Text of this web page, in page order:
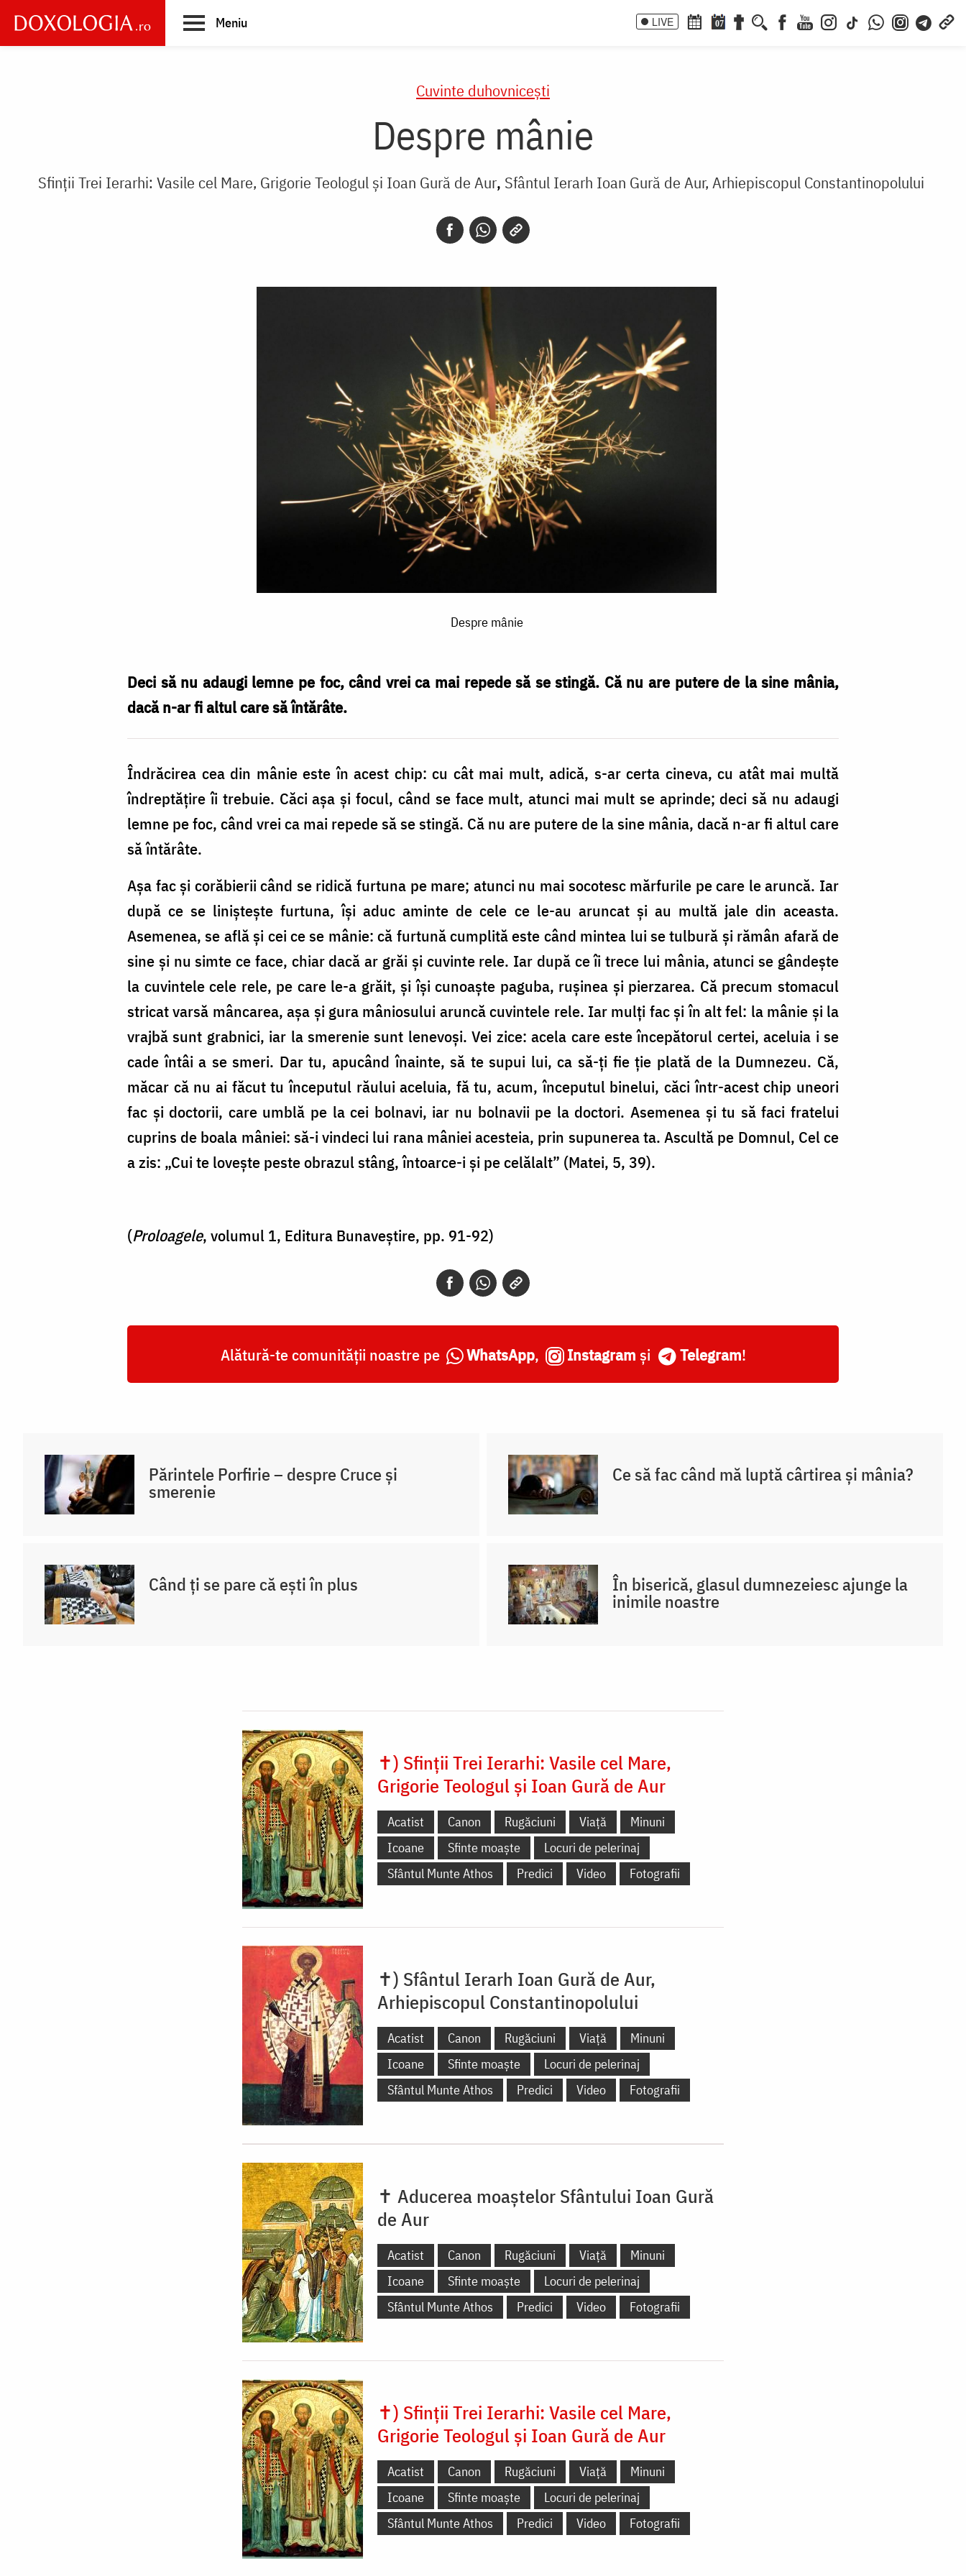
main
Meniu LIVE 07
Cuvinte duhovnicești
Despre mânie
Sfinții Trei Ierarhi: Vasile cel Mare, Grigorie Teologul și Ioan Gură de Aur Sfântul Ierarh Ioan Gură de Aur, Arhiepiscopul Constantinopolului
Despre mânie
Deci să nu adaugi lemne pe foc, când vrei ca mai repede să se stingă. Că nu are putere de la sine mânia,
dacă n-ar fi altul care să întărâte.
Îndrăcirea cea din mânie este în acest chip: cu cât mai mult, adică, s-ar certa cineva, cu atât mai multă
îndreptățire îi trebuie. Căci aşa şi focul, când se face mult, atunci mai mult se aprinde; deci să nu adaugi
lemne pe foc, când vrei ca mai repede să se stingă. Că nu are putere de la sine mânia, dacă n-ar fi altul care
să întărâte.
Aşa fac şi corăbierii când se ridică furtuna pe mare; atunci nu mai socotesc mărfurile pe care le aruncă. Iar
după ce se linişteşte furtuna, îşi aduc aminte de cele ce le-au aruncat şi au multă jale din aceasta.
Asemenea, se află şi cei ce se mânie: că furtună cumplită este când mintea lui se tulbură şi rămân afară de
sine şi nu simte ce face, chiar dacă ar grăi şi cuvinte rele. Iar după ce îi trece lui mânia, atunci se gândeşte
la cuvintele cele rele, pe care le-a grăit, şi îşi cunoaşte paguba, ruşinea şi pierzarea. Că precum stomacul
stricat varsă mâncarea, aşa şi gura mâniosului aruncă cuvintele rele. Iar mulți fac şi în alt fel: la mânie şi la
vrajbă sunt grabnici, iar la smerenie sunt lenevoşi. Vei zice: acela care este începătorul certei, aceluia i se
cade întâi a se smeri. Dar tu, apucând înainte, să te supui lui, ca să-ți fie ție plată de la Dumnezeu. Că,
măcar că nu ai făcut tu începutul răului aceluia, fă tu, acum, începutul binelui, căci într-acest chip uneori
fac şi doctorii, care umblă pe la cei bolnavi, iar nu bolnavii pe la doctori. Asemenea şi tu să faci fratelui
cuprins de boala mâniei: să-i vindeci lui rana mâniei acesteia, prin supunerea ta. Ascultă pe Domnul, Cel ce
a zis: „Cui te loveşte peste obrazul stâng, întoarce-i şi pe celălalt” (Matei, 5, 39).
(Proloagele, volumul 1, Editura Bunaveștire, pp. 91-92)
Alătură-te comunității noastre pe WhatsApp, Instagram și Telegram!
Părintele Porfirie – despre Cruce și
smerenie
Ce să fac când mă luptă cârtirea și mânia?
Când ți se pare că ești în plus În biserică, glasul dumnezeiesc ajunge la
inimile noastre
✝) Sfinții Trei Ierarhi: Vasile cel Mare,
Grigorie Teologul și Ioan Gură de Aur
Acatist Canon Rugăciuni Viață
Minuni
Icoane
Sfinte moaște
Locuri de pelerinaj
Sfântul Munte Athos
Predici Video Fotografii
✝) Sfântul Ierarh Ioan Gură de Aur,
Arhiepiscopul Constantinopolului
Acatist Canon Rugăciuni Viață
Minuni
Icoane
Sfinte moaște
Locuri de pelerinaj
Sfântul Munte Athos
Predici Video Fotografii
✝ Aducerea moaștelor Sfântului Ioan Gură
de Aur
Acatist Canon Rugăciuni Viață
Minuni
Icoane
Sfinte moaște
Locuri de pelerinaj
Sfântul Munte Athos
Predici Video Fotografii
✝) Sfinții Trei Ierarhi: Vasile cel Mare,
Grigorie Teologul și Ioan Gură de Aur
Acatist Canon Rugăciuni Viață
Minuni
Icoane
Sfinte moaște
Locuri de pelerinaj
Sfântul Munte Athos
Predici Video Fotografii